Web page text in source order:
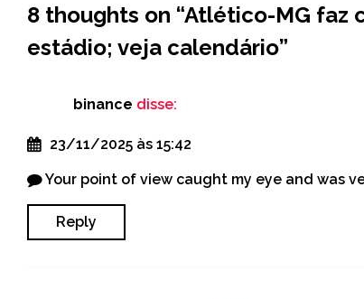
8 thoughts on “Atlético-MG faz
estádio; veja calendário”
binance disse:
23/11/2025 às 15:42
Your point of view caught my eye and was
Reply